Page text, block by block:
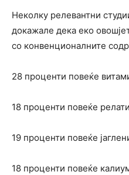
Неколку релевантни
докажале дека еко
со конвенционалните
28 проценти повеќе
18 проценти повеќе
19 проценти повеќе
18 проценти повеќе